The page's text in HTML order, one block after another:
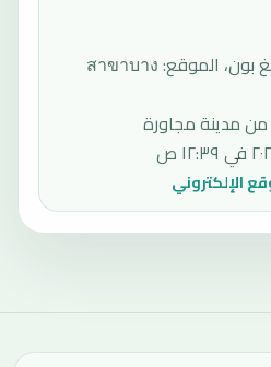
الحي: بانج بون، المدينة: بانغ بون، الموقع: สาขาบาง
مدينة مجاورة
الإلكتروني